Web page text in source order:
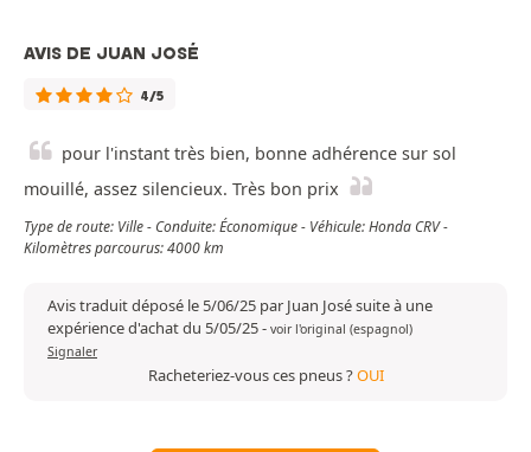
AVIS DE JUAN JOSÉ
4/5
pour l'instant très bien, bonne adhérence sur sol
mouillé, assez silencieux. Très bon prix
Type de route: Ville - Conduite: Économique - Véhicule: Honda CRV -
Kilomètres parcourus: 4000 km
Avis traduit déposé le 5/06/25 par Juan José suite à une
expérience d'achat du 5/05/25- voir l'original (espagnol)
Signaler
Racheteriez-vous ces pneus ?OUI